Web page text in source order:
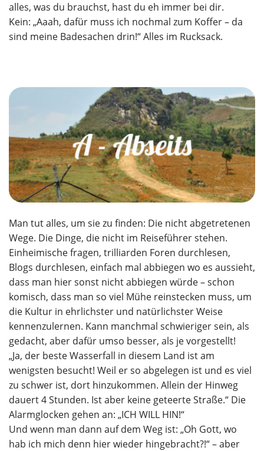
alles, was du brauchst, hast du eh immer bei dir.
Kein: „Aaah, dafür muss ich nochmal zum Koffer – da
sind meine Badesachen drin!“ Alles im Rucksack.
Man tut alles, um sie zu finden: Die nicht abgetretenen
Wege. Die Dinge, die nicht im Reiseführer stehen.
Einheimische fragen, trilliarden Foren durchlesen,
Blogs durchlesen, einfach mal abbiegen wo es aussieht,
dass man hier sonst nicht abbiegen würde – schon
komisch, dass man so viel Mühe reinstecken muss, um
die Kultur in ehrlichster und natürlichster Weise
kennenzulernen. Kann manchmal schwieriger sein, als
gedacht, aber dafür umso besser, als je vorgestellt!
„Ja, der beste Wasserfall in diesem Land ist am
wenigsten besucht! Weil er so abgelegen ist und es viel
zu schwer ist, dort hinzukommen. Allein der Hinweg
dauert 4 Stunden. Ist aber keine geteerte Straße.“ Die
Alarmglocken gehen an: „ICH WILL HIN!“
Und wenn man dann auf dem Weg ist: „Oh Gott, wo
hab ich mich denn hier wieder hingebracht?!“ – aber